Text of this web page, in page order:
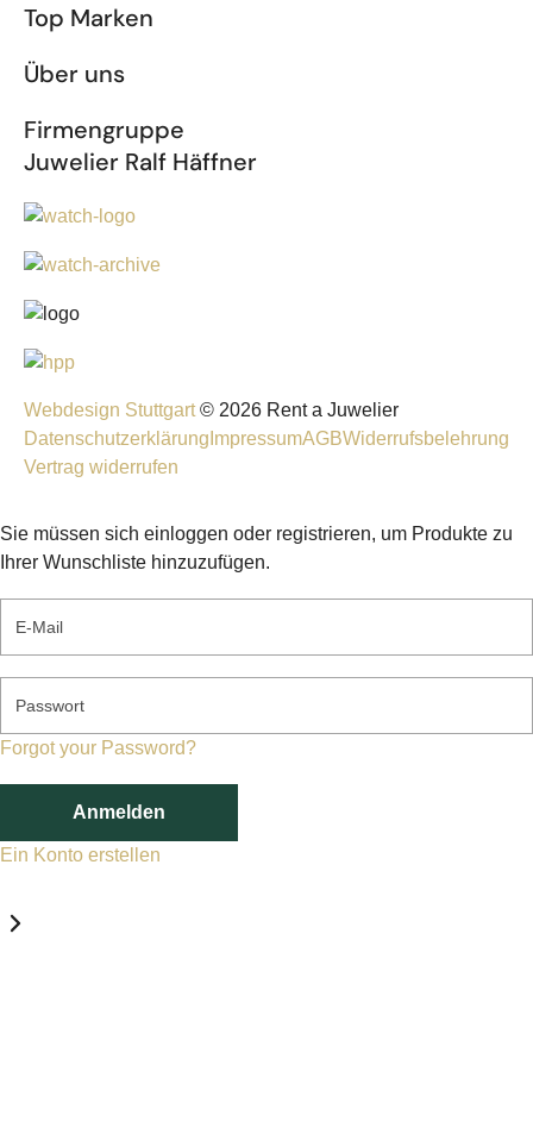
Top Marken
Über uns
Firmengruppe
Juwelier Ralf Häffner
Webdesign Stuttgart © 2026 Rent a Juwelier
Datenschutzerklärung ImpressumAGBWiderrufsbelehrung
Vertrag widerrufen
Sie müssen sich einloggen oder registrieren, um Produkte zu
Ihrer Wunschliste hinzuzufügen.
E-Mail
Passwort
Forgot your Password?
Anmelden
Ein Konto erstellen